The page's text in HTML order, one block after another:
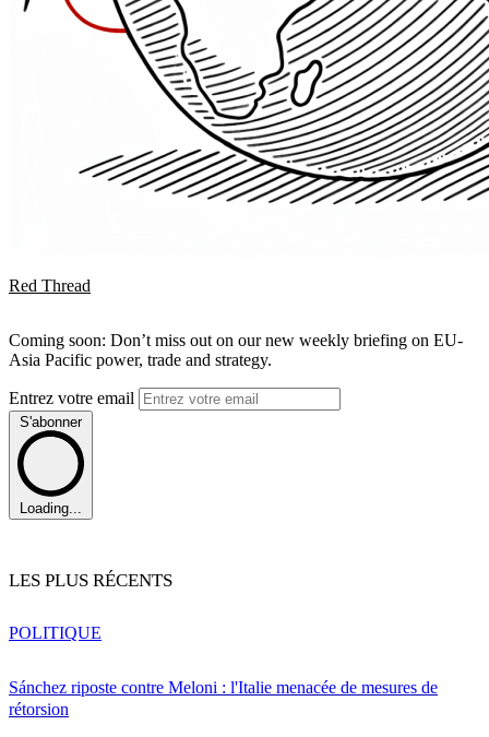
Red Thread
Coming soon: Don’t miss out on our new weekly briefing on EU-
Asia Pacific power, trade and strategy.
Entrez votre email
S'abonner
Loading...
LES PLUS RÉCENTS
Sánchez riposte contre Meloni : l'Italie menacée de mesures de
rétorsion
POLITIQUE